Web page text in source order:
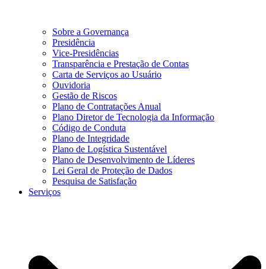
Sobre a Governança
Presidência
Vice-Presidências
Transparência e Prestação de Contas
Carta de Serviços ao Usuário
Ouvidoria
Gestão de Riscos
Plano de Contratações Anual
Plano Diretor de Tecnologia da Informação
Código de Conduta
Plano de Integridade
Plano de Logística Sustentável
Plano de Desenvolvimento de Líderes
Lei Geral de Proteção de Dados
Pesquisa de Satisfação
Serviços